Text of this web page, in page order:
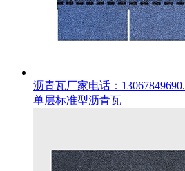
沥青瓦厂家电话：13067849690.
单层标准型沥青瓦